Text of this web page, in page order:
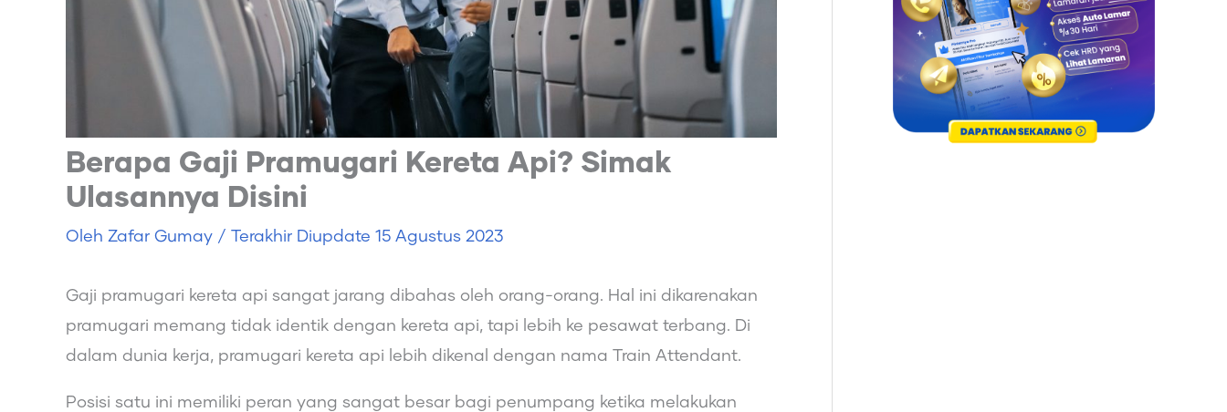
Berapa Gaji Pramugari Kereta Api? Simak
Ulasannya Disini
Oleh Zafar Gumay / Terakhir Diupdate 15 Agustus 2023
Gaji pramugari kereta api sangat jarang dibahas oleh orang-orang. Hal ini dikarenakan
pramugari memang tidak identik dengan kereta api, tapi lebih ke pesawat terbang. Di
dalam dunia kerja, pramugari kereta api lebih dikenal dengan nama Train Attendant.
Posisi satu ini memiliki peran yang sangat besar bagi penumpang ketika melakukan